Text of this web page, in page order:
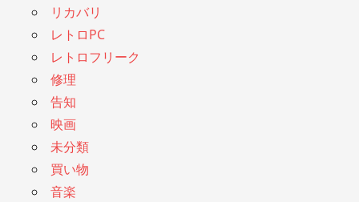
リカバリ
レトロPC
レトロフリーク
修理
告知
映画
未分類
買い物
音楽